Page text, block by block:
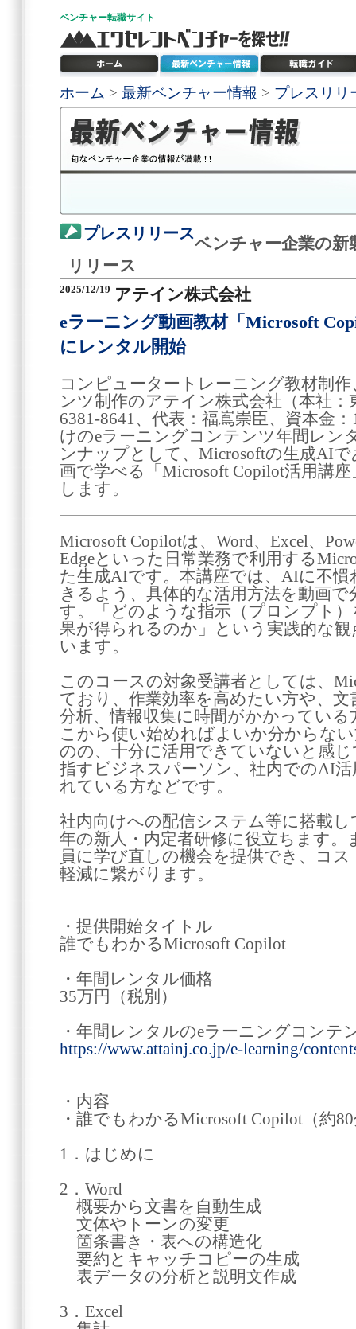
ベンチャー転職サイト
ホーム > 最新ベンチャー情報 > プレスリリ
プレスリリース
ベンチャー企業の新
リリース
2025/12/19 アテイン株式会社
eラーニング動画教材「Microsoft
にレンタル開始
コンピュータートレーニング教材制
ンツ制作のアテイン株式会社（本社：
6381-8641、代表：福嶌崇臣、資本金
けのeラーニングコンテンツ年間レン
ンナップとして、Microsoftの生成AI
画で学べる「Microsoft Copilot活用講
します。
Microsoft Copilotは、Word、Excel、
Edgeといった日常業務で利用する
た生成AIです。本講座では、AIに不
きるよう、具体的な活用方法を動画
す。「どのような指示（プロンプト
果が得られるのか」という実践的な
います。
このコースの対象受講者としては、
ており、作業効率を高めたい方や、
分析、情報収集に時間がかかってい
こから使い始めればよいか分からな
のの、十分に活用できていないと感
指すビジネスパーソン、社内でのAI
れている方などです。
社内向けへの配信システム等に搭載
年の新人・内定者研修に役立ちます
員に学び直しの機会を提供でき、コ
軽減に繋がります。
・提供開始タイトル
誰でもわかるMicrosoft Copilot
・年間レンタル価格
35万円（税別）
・年間レンタルのeラーニングコンテ
https://www.attainj.co.jp/e-learning/
・内容
・誰でもわかるMicrosoft Copilot（約
1．はじめに
2．Word
概要から文書を自動生成
文体やトーンの変更
箇条書き・表への構造化
要約とキャッチコピーの生成
表データの分析と説明文作成
3．Excel